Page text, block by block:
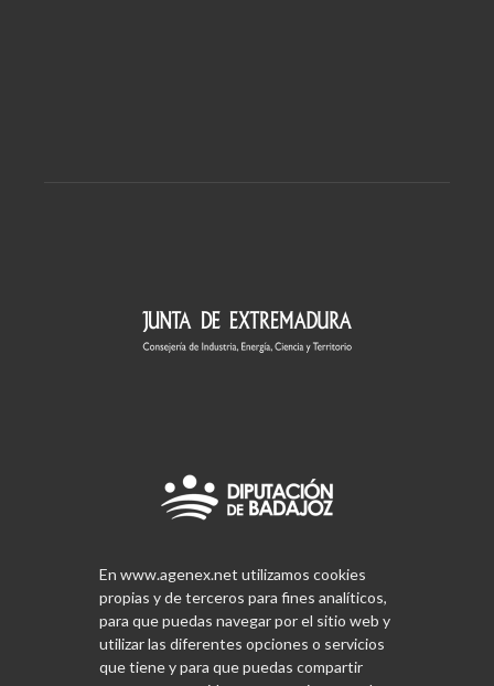
En www.agenex.net utilizamos cookies
propias y de terceros para fines analíticos,
para que puedas navegar por el sitio web y
utilizar las diferentes opciones o servicios
que tiene y para que puedas compartir